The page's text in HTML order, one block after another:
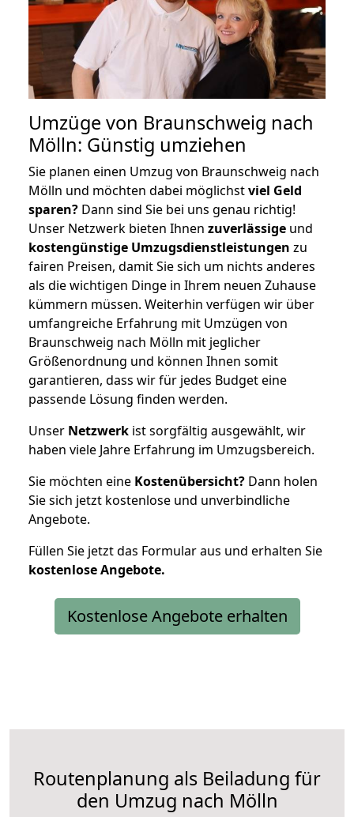
Umzüge von Braunschweig nach
Mölln: Günstig umziehen
Sie planen einen Umzug von Braunschweig nach
Mölln und möchten dabei möglichstviel Geld
sparen? Dann sind Sie bei uns genau richtig!
Unser Netzwerk bieten Ihnen zuverlässige und
kostengünstige Umzugsdienstleistungen zu
fairen Preisen, damit Sie sich um nichts anderes
als die wichtigen Dinge in Ihrem neuen Zuhause
kümmern müssen. Weiterhin verfügen wir über
umfangreiche Erfahrung mit Umzügen von
Braunschweig nach Mölln mit jeglicher
Größenordnung und können Ihnen somit
garantieren, dass wir für jedes Budget eine
passende Lösung finden werden.
Unser Netzwerk ist sorgfältig ausgewählt, wir
haben viele Jahre Erfahrung im Umzugsbereich.
Sie möchten eine Kostenübersicht? Dann holen
Sie sich jetzt kostenlose und unverbindliche
Angebote.
Füllen Sie jetzt das Formular aus und erhalten Sie
kostenloseAngebote.
Kostenlose Angebote erhalten
Routenplanung als Beiladung für
den Umzug nach Mölln